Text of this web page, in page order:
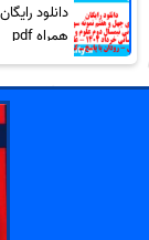
دانلود
همراه pdf